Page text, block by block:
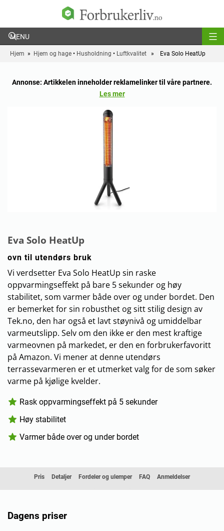
Hjem » Hjem og hage • Husholdning • Luftkvalitet » Eva Solo HeatUp
Annonse: Artikkelen inneholder reklamelinker til våre partnere.
Les mer
Eva Solo HeatUp
ovn til utendørs bruk
Vi verdsetter Eva Solo HeatUp sin raske
oppvarmingseffekt på bare 5 sekunder og høy
stabilitet, som varmer både over og under bordet. Den
er bemerket for sin robusthet og sitt stilig design av
Tek.no, den har også et lavt støynivå og umiddelbar
varmeutslipp. Selv om den ikke er den mest kraftige
varmeovnen på markedet, er den en forbrukerfavoritt
på Amazon. Vi mener at denne utendørs
terrassevarmeren er et utmerket valg for de som søker
varme på kjølige kvelder.
Rask oppvarmingseffekt på 5 sekunder
Høy stabilitet
Varmer både over og under bordet
Pris Detaljer Fordeler og ulemper FAQ Anmeldelser
Dagens priser